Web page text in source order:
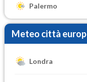
Palermo
Meteo città
Londra